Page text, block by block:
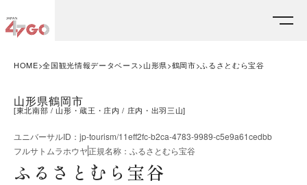
HOME 全国観光情報データベース 山形県 鶴岡市 ふるさとむら宝谷
山形県鶴岡市
[東北南部 山形・蔵王・庄内 庄内・出羽三山]
ユニバーサルID ： jp-tourism/11eff2fc-b2ca-4783-9989-c5e9a61cedbb
フルサトムラホウヤ正規名称 ： ふるさとむら宝谷
ふるさとむら宝谷